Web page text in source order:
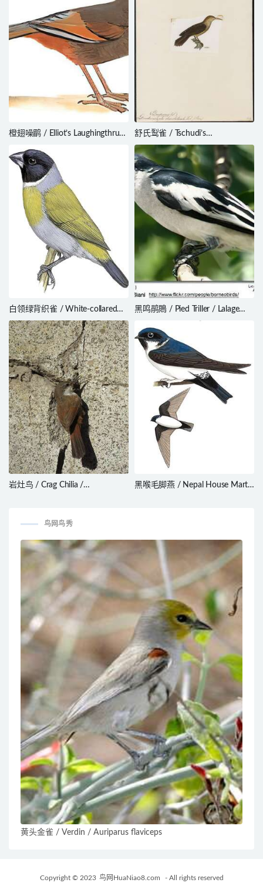
橙翅噪鹛 / Elliot’s Laughingthrush
舒氏䴕雀 / Tschudi’s
Woodcreeper / Xiphorhynchus
chunchotambo
白领绿背织雀 / White-collared
Oliveback / Nesocharis ansorgei
黑鸣鹃鵙 / Pied Triller / Lalage
岩灶鸟 / Crag Chilia /
黑喉毛脚燕 / Nepal House Martin
鸟网鸟秀
黄头金雀 / Verdin / Auriparus flaviceps
Copyright © 2023 鸟网HuaNiao8.com - All rights reserved